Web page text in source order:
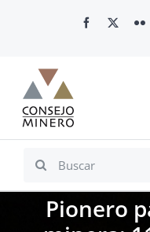
Search
Pionero